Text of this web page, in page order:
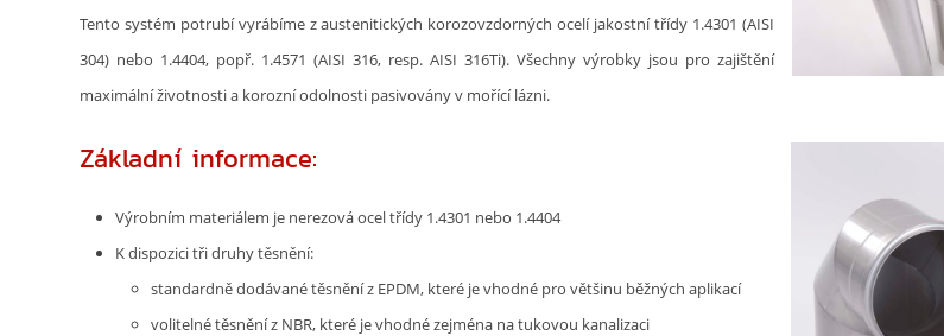
Tento systém potrubí vyrábíme z austenitických korozovzdorných ocelí jakostní třídy 1.4301 (AISI
304) nebo 1.4404, popř. 1.4571 (AISI 316, resp. AISI 316Ti). Všechny výrobky jsou pro zajištění
maximální životnosti a korozní odolnosti pasivovány v mořící lázni.
Základní informace:
Výrobním materiálem je nerezová ocel třídy 1.4301 nebo 1.4404
K dispozici tři druhy těsnění:
standardně dodávané těsnění z EPDM, které je vhodné pro většinu běžných aplikací
volitelné těsnění z NBR, které je vhodné zejména na tukovou kanalizaci